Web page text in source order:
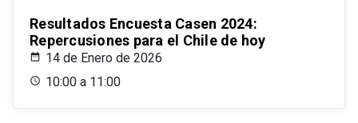
Resultados Encuesta Casen 2024:
Repercusiones para el Chile de hoy
14 de Enero de 2026
10:00 a 11:00